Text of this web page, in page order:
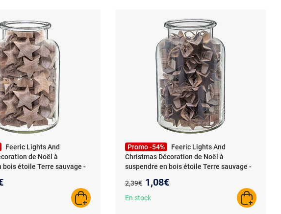
Feeric Lights And
de Noël à
bois étoile Terre sauvage -
à suspendre en bois
- Beige - Design
prix :
AJOUTER AU PANIER
Promo -54%
Feeric Lights And
Christmas Décoration de Noël à
suspendre en bois étoile Terre sauvage -
Décoration de Noël à suspendre en bois
étoile Terre sauvage - Gris - Design
Ancien prix :
2,39€ Nouveau prix :
1,08€
En stock
AJOUTER